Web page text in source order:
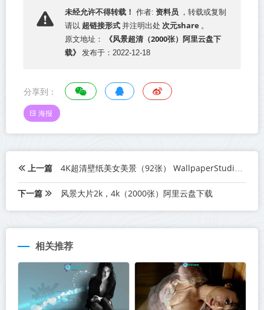
未经允许不得转载！ 作者: 资料员
，转载或复制
请以 超链接形式 并注明出处 次元share 。
原文地址：
《风景超清（2000张）阿里云盘下
载》
发布于：2022-12-18
分享到：
海报
上一篇 4K超清壁纸美女美景（92张） WallpaperStudio阿里云盘下载
下一篇 风景大片2k，4k（2000张）阿里云盘下载
相关推荐